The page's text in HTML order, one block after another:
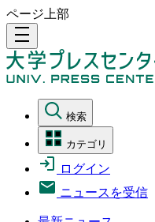
ページ上部
density_medium
検索
カテゴリ
ログイン
ニュースを受信